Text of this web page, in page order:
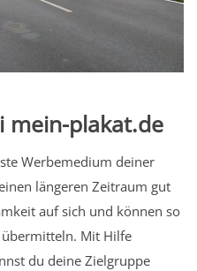
mein-plakat.de
Werbemedium deiner
längeren Zeitraum gut
auf sich und können so
Mit Hilfe
du deine Zielgruppe